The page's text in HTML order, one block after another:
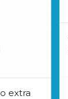
extra